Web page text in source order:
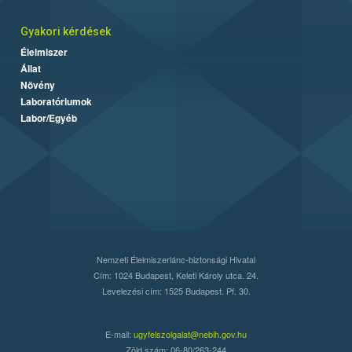
Gyakori kérdések
Élelmiszer
Állat
Növény
Laboratóriumok
Labor/Egyéb
Nemzeti Élelmiszerlánc-biztonsági Hivatal
Cím: 1024 Budapest, Keleti Károly utca. 24.
Levelezési cím: 1525 Budapest. Pf. 30.
E-mail: ugyfelszolgalat@nebih.gov.hu